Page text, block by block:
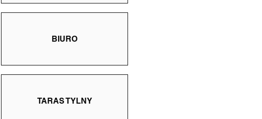
BIURO
TARAS TYLNY